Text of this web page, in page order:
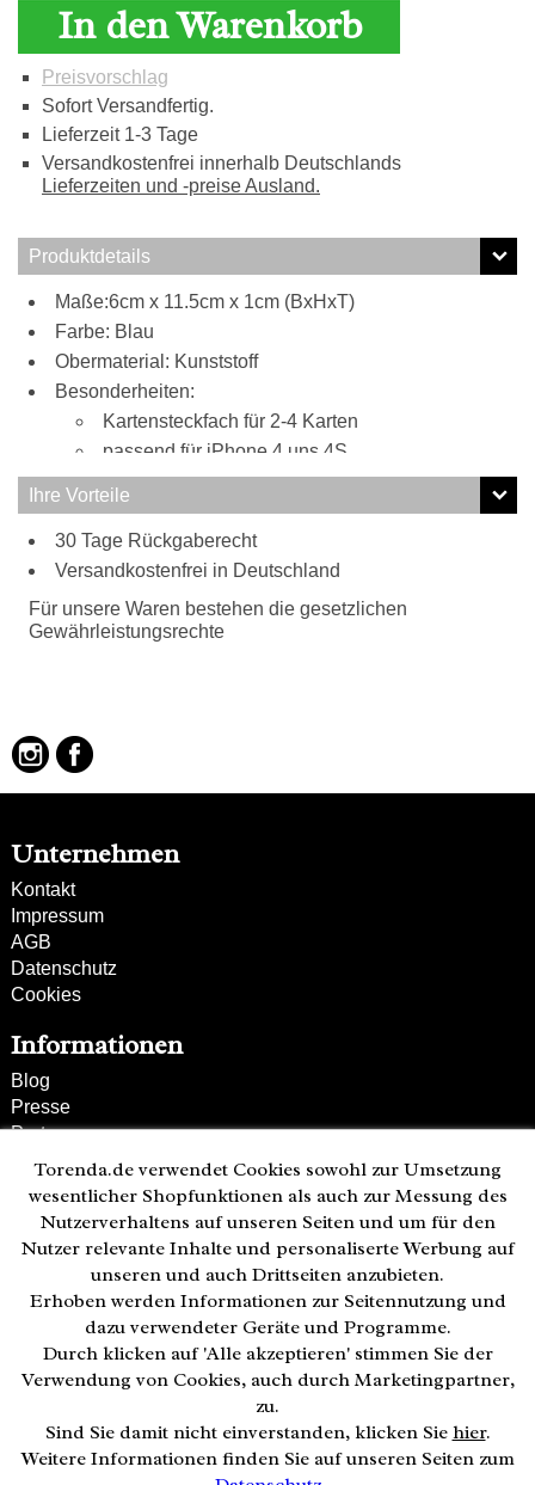
In den Warenkorb
Preisvorschlag
Sofort Versandfertig.
Lieferzeit 1-3 Tage
Versandkostenfrei innerhalb Deutschlands
Lieferzeiten und -preise Ausland.
Produktdetails
Maße:6cm x 11.5cm x 1cm (BxHxT)
Farbe: Blau
Obermaterial: Kunststoff
Besonderheiten:
Kartensteckfach für 2-4 Karten
passend für iPhone 4 uns 4S
Ihre Vorteile
30 Tage Rückgaberecht
Versandkostenfrei in Deutschland
Für unsere Waren bestehen die gesetzlichen
Gewährleistungsrechte
Unternehmen
Kontakt
Impressum
AGB
Datenschutz
Cookies
Informationen
Blog
Presse
Partner
Versand und Zahlung
Bestellung wiederrufen
Kunden-Hotline
(040) 244 249-49
Mo - Fr 08:00 - 18:00
• geöffnet
Zahlweisen:
Torenda.de verwendet Cookies sowohl zur Umsetzung
wesentlicher Shopfunktionen als auch zur Messung des
Nutzerverhaltens auf unseren Seiten und um für den
Nutzer relevante Inhalte und personaliserte Werbung auf
unseren und auch Drittseiten anzubieten.
Erhoben werden Informationen zur Seitennutzung und
dazu verwendeter Geräte und Programme.
Durch klicken auf 'Alle akzeptieren' stimmen Sie der
Verwendung von Cookies, auch durch Marketingpartner,
zu.
Sind Sie damit nicht einverstanden, klicken Sie hier.
Weitere Informationen finden Sie auf unseren Seiten zum